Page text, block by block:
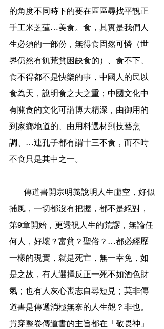
的角度不同時下的要在區區尋找平靚正
手工米芝蓮…美食。食，其實是我們人
生必須的一部份，無得食固然可憐（世
界仍然有飢荒貧困缺食的）、食不下、
食不得都不是快樂的事，中國人的民以
食為天，說明食之大之重；中國文化中
有關食的文化可謂博大精深，由御用的
到家鄉地道的、由用料選材到技藝烹
調、…連孔子都有謂十三不食，而不時
不食只是其中之一。
捕風，一切都沒有把握，都不是絕對，
第9章開始，更透視人生的荒謬，無論任
何人，好壞？富貧？聖俗？…都必經歷
一樣的現實，就是死亡，無一幸免，如
是之故，有人選擇反正一死不如酒色財
氣；也有人灰心喪志自尋短見；莫非傳
道書是傳遞消極無奈的人生觀？非也。
貫穿整卷傳道書的主旨都在「敬畏神」